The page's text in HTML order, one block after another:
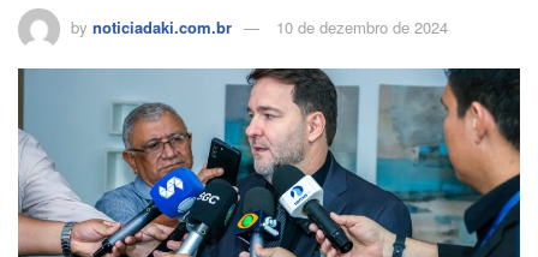
by noticiadaki.com.br 10 de dezembro de 2024